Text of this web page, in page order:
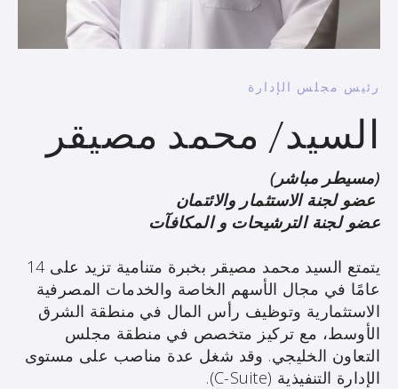
رئيس مجلس الإدارة
السيد/ محمد مصيقر
(مسيطر مباشر)
عضو لجنة الاستثمار والائتمان
عضو لجنة الترشيحات و المكافآت
يتمتع السيد محمد مصيقر بخبرة متنامية تزيد على 14
عامًا في مجال الأسهم الخاصة والخدمات المصرفية
الاستثمارية وتوظيف رأس المال في منطقة الشرق
الأوسط، مع تركيز متخصص في منطقة مجلس
التعاون الخليجي. وقد شغل عدة مناصب على مستوى
الإدارة التنفيذية (C-Suite).